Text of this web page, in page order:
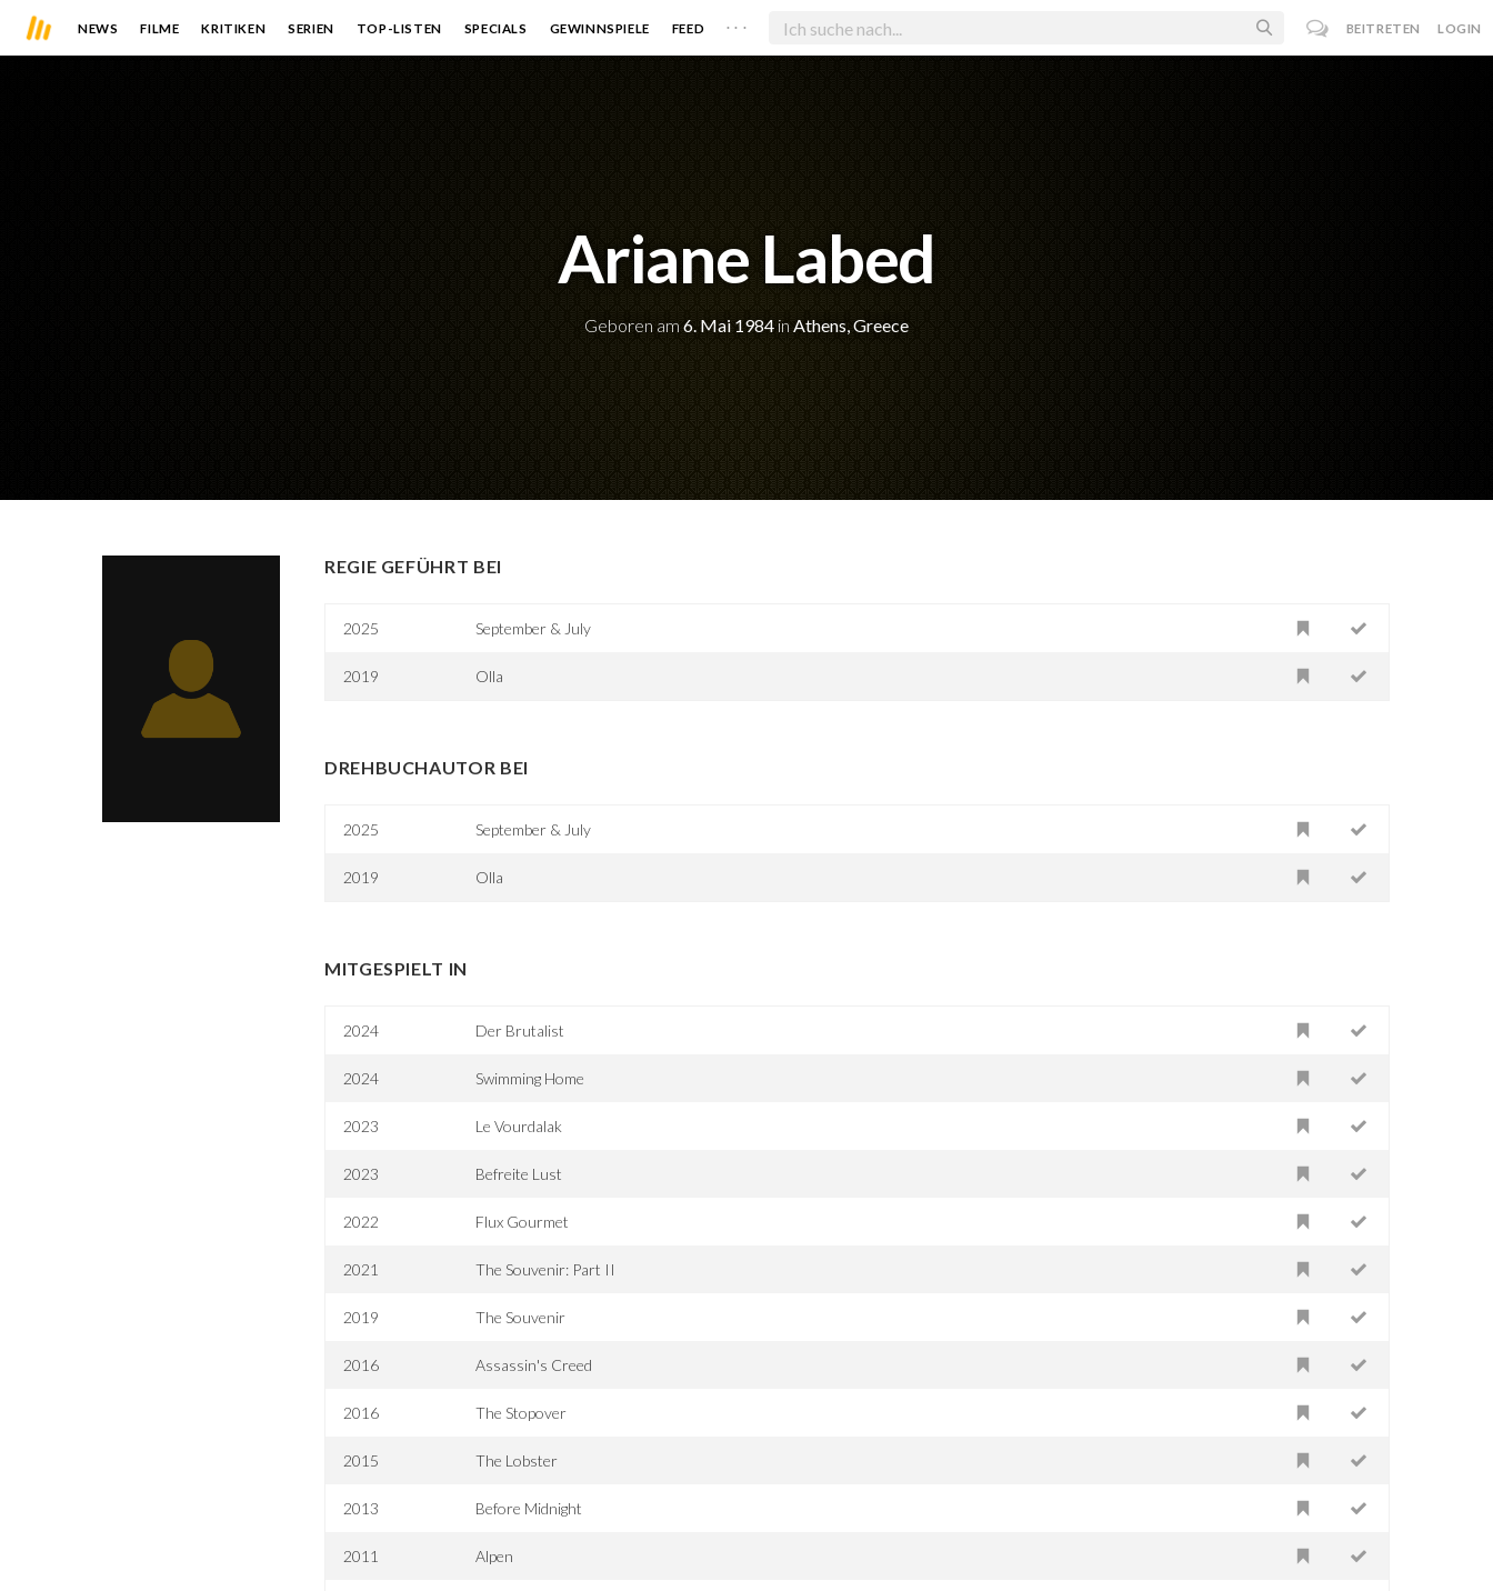
NEWS FILME KRITIKEN SERIEN TOP-LISTEN SPECIALS GEWINNSPIELE FEED . . . BEITRETEN LOGIN
Ariane Labed
Geboren am 6. Mai 1984 in Athens, Greece
REGIE GEFÜHRT BEI
2025 September & July
2019 Olla
DREHBUCHAUTOR BEI
2025 September & July
2019 Olla
MITGESPIELT IN
2024 Der Brutalist
2024 Swimming Home
2023 Le Vourdalak
2023 Befreite Lust
2022 Flux Gourmet
2021 The Souvenir: Part II
2019 The Souvenir
2016 Assassin's Creed
2016 The Stopover
2015 The Lobster
2013 Before Midnight
2011 Alpen